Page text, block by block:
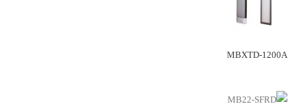
MBXTD-1200A